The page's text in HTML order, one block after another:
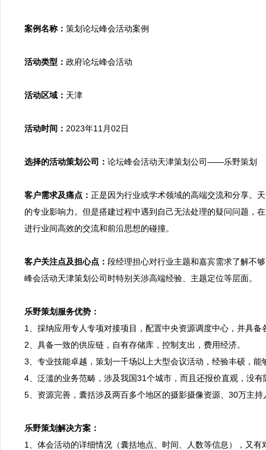
案例名称： 策划论坛峰会活动案例
活动类型： 政府论坛峰会活动
活动区域： 天津
活动时间： 2023年11月02日
选择的活动策划公司： 论坛峰会活动天津策划公司——乐野策划
客户需求及痛点： 正是因为行业或学术领域的高端交流和分享。
的专业影响力。但是搭建过程中遇到自己无法处理的疑问问题，
进行业间高效的交流和前沿思想的碰撞。
客户关注点及担心点： 段经理担心对行业主题和嘉宾需求了解不
峰会活动天津策划公司时特别关涉高端经验、主题定位等层面。
乐野策划服务优势：
1、採纳应用专人专项对接项目，配置中央资源调度中心，并具
2、具备一致的供应链，自有存储库，控制支出，费用经济。
3、专业技能卓越，策划一千场以上大型会议活动，经验丰硕，能
4、泛滥的业务范畴，涉及我国31个城市，而且还报价直观，没有
5、资源完善，囊括涉及两百多个地区的摄影摄像资源、30万主
乐野策划解决方案：
1、体会活动的详细情况（囊括地点、时间、人数等信息），又有